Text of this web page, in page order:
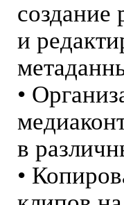
создание
и
•
в
•